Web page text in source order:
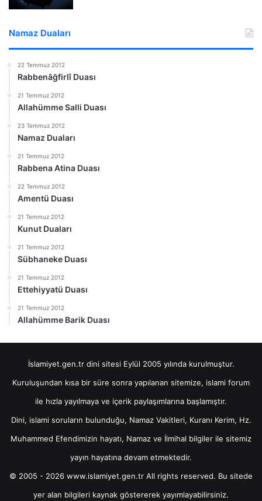
Namaz Duaları
22 Temmuz 2012
Rabbenâğfirlî Duası
21 Temmuz 2012
Allahümme Salli Duası
23 Temmuz 2012
Namaz Duaları
21 Temmuz 2012
Rabbena Atina Duası
22 Temmuz 2012
Amentü Duası
21 Temmuz 2012
Kunut Duaları
21 Temmuz 2012
Sübhaneke Duası
21 Temmuz 2012
Ettehiyyatü Duası
21 Temmuz 2012
Allahümme Barik Duası
İslamiyet.gen.tr dini sitesi Eylül 2005 yılında kurulmuştur.
Kuruluşundan kısa bir süre sonra yapılanan sitemize, islami forum
ile hızla yayılmaya ve içerik paylaşımlarına başlamıştır.
Dini, islami soruların bulunduğu, Namaz Vakitleri, Kuranı Kerim, Hz.
Muhammed Efendimizin hayatı, Namaz ve İlmihal bilgiler ile sitemiz
yayın hayatına devam etmektedir.
© 2005 - 2026 www.islamiyet.gen.tr All rights reserved. Bu sitede
yer alan bilgileri kaynak göstererek yayımlayabilirsiniz.